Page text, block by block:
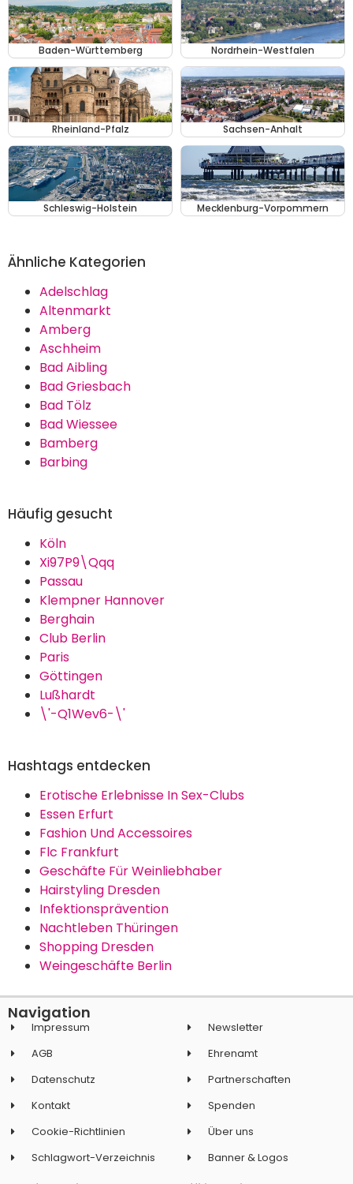
Baden-Württemberg Nordrhein-Westfalen
Rheinland-Pfalz Sachsen-Anhalt
Schleswig-Holstein Mecklenburg-Vorpommern
Ähnliche Kategorien
Adelschlag
Altenmarkt
Amberg
Aschheim
Bad Aibling
Bad Griesbach
Bad Tölz
Bad Wiessee
Bamberg
Barbing
Häufig gesucht
Köln
Xi97P9\Qqq
Passau
Klempner Hannover
Berghain
Club Berlin
Paris
Göttingen
Lußhardt
\'-Q1Wev6-\'
Hashtags entdecken
Erotische Erlebnisse In Sex-Clubs
Essen Erfurt
Fashion Und Accessoires
Flc Frankfurt
Geschäfte Für Weinliebhaber
Hairstyling Dresden
Infektionsprävention
Nachtleben Thüringen
Shopping Dresden
Weingeschäfte Berlin
Navigation
Impressum
AGB
Datenschutz
Kontakt
Cookie-Richtlinien
Schlagwort-Verzeichnis
Newsletter
Ehrenamt
Partnerschaften
Spenden
Über uns
Banner & Logos